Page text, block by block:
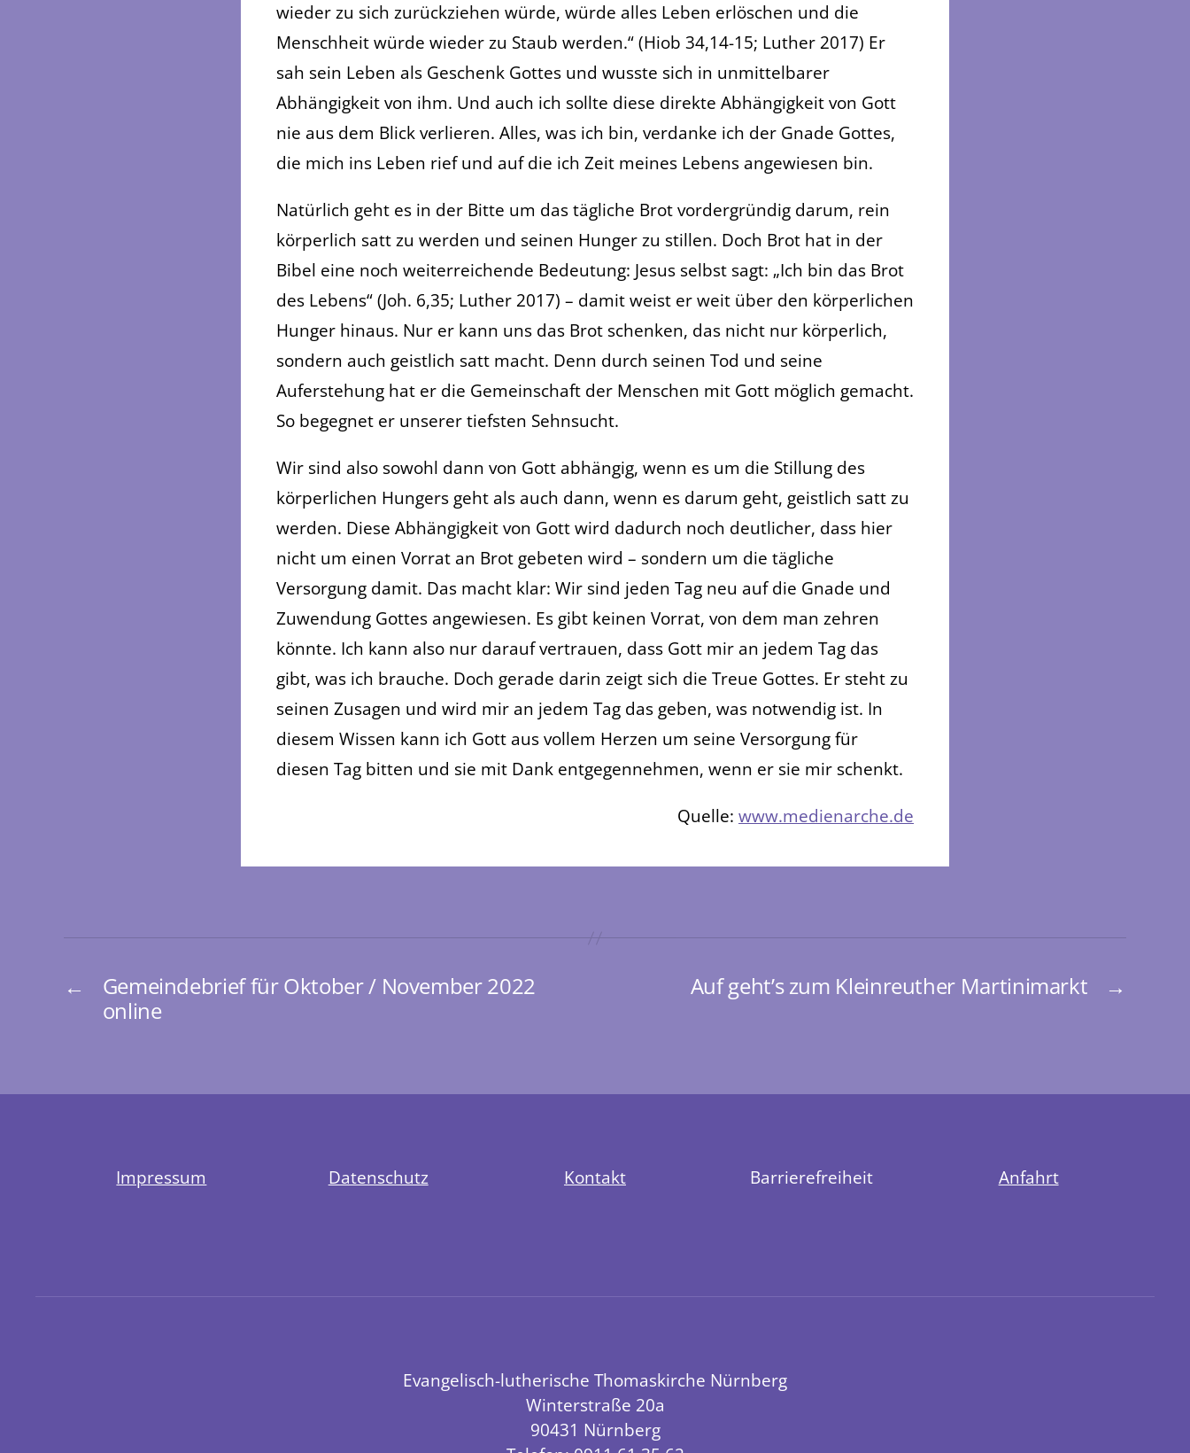
wieder zu sich zurückziehen würde, würde alles Leben erlöschen und die
Menschheit würde wieder zu Staub werden.“ (Hiob 34,14-15; Luther 2017) Er
sah sein Leben als Geschenk Gottes und wusste sich in unmittelbarer
Abhängigkeit von ihm. Und auch ich sollte diese direkte Abhängigkeit von Gott
nie aus dem Blick verlieren. Alles, was ich bin, verdanke ich der Gnade Gottes,
die mich ins Leben rief und auf die ich Zeit meines Lebens angewiesen bin.
Natürlich geht es in der Bitte um das tägliche Brot vordergründig darum, rein
körperlich satt zu werden und seinen Hunger zu stillen. Doch Brot hat in der
Bibel eine noch weiterreichende Bedeutung: Jesus selbst sagt: „Ich bin das Brot
des Lebens“ (Joh. 6,35; Luther 2017) – damit weist er weit über den körperlichen
Hunger hinaus. Nur er kann uns das Brot schenken, das nicht nur körperlich,
sondern auch geistlich satt macht. Denn durch seinen Tod und seine
Auferstehung hat er die Gemeinschaft der Menschen mit Gott möglich gemacht.
So begegnet er unserer tiefsten Sehnsucht.
Wir sind also sowohl dann von Gott abhängig, wenn es um die Stillung des
körperlichen Hungers geht als auch dann, wenn es darum geht, geistlich satt zu
werden. Diese Abhängigkeit von Gott wird dadurch noch deutlicher, dass hier
nicht um einen Vorrat an Brot gebeten wird – sondern um die tägliche
Versorgung damit. Das macht klar: Wir sind jeden Tag neu auf die Gnade und
Zuwendung Gottes angewiesen. Es gibt keinen Vorrat, von dem man zehren
könnte. Ich kann also nur darauf vertrauen, dass Gott mir an jedem Tag das
gibt, was ich brauche. Doch gerade darin zeigt sich die Treue Gottes. Er steht zu
seinen Zusagen und wird mir an jedem Tag das geben, was notwendig ist. In
diesem Wissen kann ich Gott aus vollem Herzen um seine Versorgung für
diesen Tag bitten und sie mit Dank entgegennehmen, wenn er sie mir schenkt.
Quelle: www.medienarche.de
←
Gemeindebrief für Oktober / November 2022
online
→
Auf geht’s zum Kleinreuther Martinimarkt
Impressum Datenschutz Kontakt Barrierefreiheit Anfahrt
Evangelisch-lutherische Thomaskirche Nürnberg
Winterstraße 20a
90431 Nürnberg